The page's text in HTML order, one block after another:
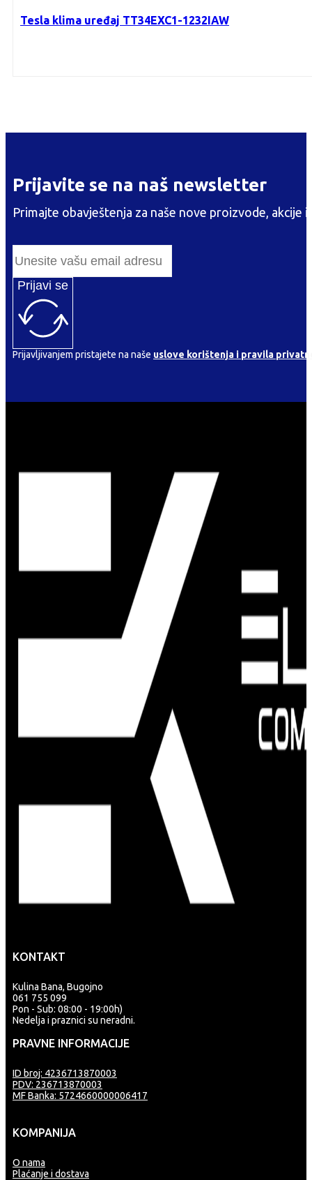
Tesla klima uređaj TT34EXC1-1232IAW
Prijavite se na naš newsletter
Primajte obavještenja za naše nove proizvode, akcije
Prijavi se
Prijavljivanjem pristajete na naše uslove korištenja i pravila
KONTAKT
Kulina Bana, Bugojno
061 755 099
Pon - Sub: 08:00 - 19:00h)
Nedelja i praznici su neradni.
PRAVNE INFORMACIJE
ID broj: 4236713870003
PDV: 236713870003
MF Banka: 5724660000006417
KOMPANIJA
O nama
Plaćanje i dostava